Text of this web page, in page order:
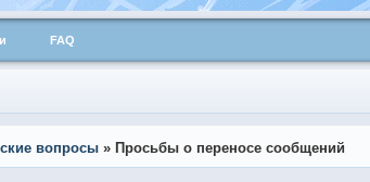
FAQ
вопросы » Просьбы о переносе сообщений